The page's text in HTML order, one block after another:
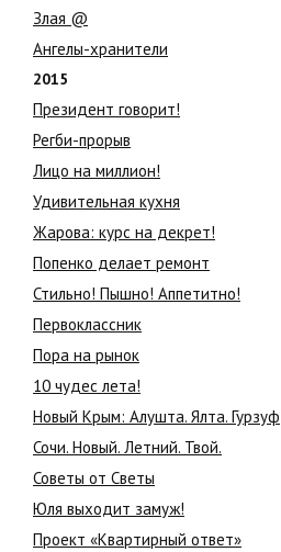
Злая @
Ангелы-хранители
2015
Президент говорит!
Регби-прорыв
Лицо на миллион!
Удивительная кухня
Жарова: курс на декрет!
Попенко делает ремонт
Стильно! Пышно! Аппетитно!
Первоклассник
Пора на рынок
10 чудес лета!
Новый Крым: Алушта. Ялта. Гурзуф
Сочи. Новый. Летний. Твой.
Советы от Светы
Юля выходит замуж!
Проект «Квартирный ответ»